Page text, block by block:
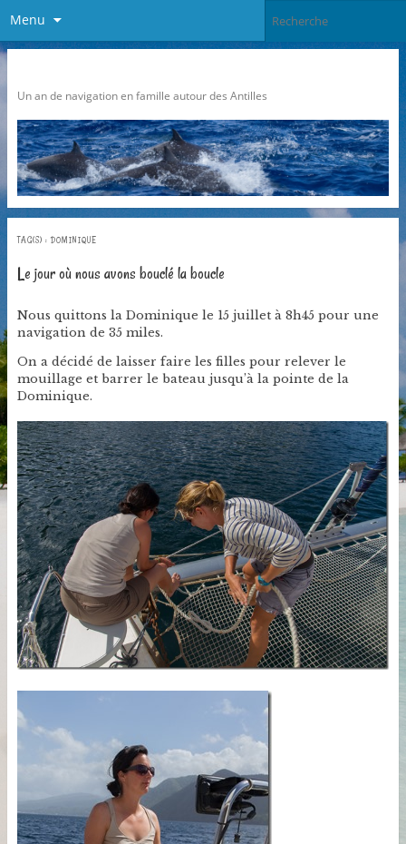
Menu
Un an de navigation en famille autour des Antilles
TAG(S) : DOMINIQUE
Le jour où nous avons bouclé la boucle
Nous quittons la Dominique le 15 juillet à 8h45 pour une
navigation de 35 miles.
On a décidé de laisser faire les filles pour relever le
mouillage et barrer le bateau jusqu’à la pointe de la
Dominique.